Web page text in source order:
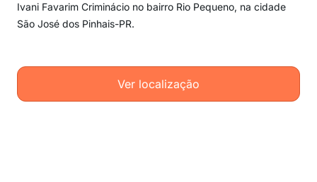
Ivani Favarim Criminácio no bairro Rio Pequeno, na cidade
São José dos Pinhais-PR.
Ver localização